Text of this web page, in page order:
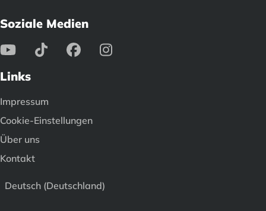
Soziale Medien
Links
Impressum
Cookie-Einstellungen
Über uns
Kontakt
Deutsch (Deutschland)